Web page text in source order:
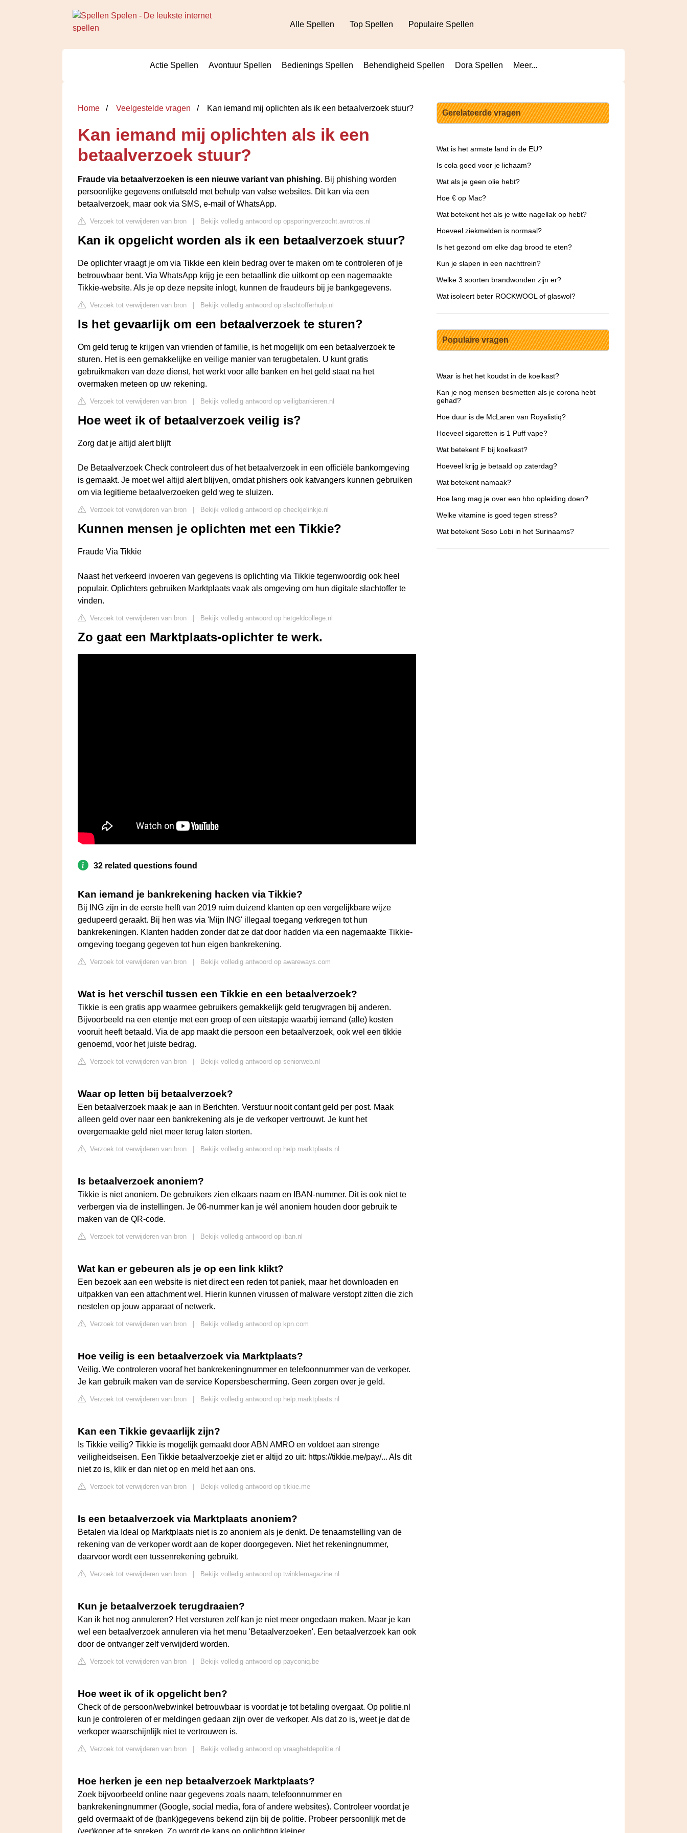
Alle Spellen Top Spellen Populaire Spellen
Actie Spellen Avontuur Spellen Bedienings Spellen Behendigheid Spellen Dora Spellen Meer...
Home Veelgestelde vragen Kan iemand mij oplichten als ik een betaalverzoek stuur?
Kan iemand mij oplichten als ik een
betaalverzoek stuur?
Fraude via betaalverzoeken is een nieuwe variant van phishing. Bij phishing worden
persoonlijke gegevens ontfutseld met behulp van valse websites. Dit kan via een
betaalverzoek, maar ook via SMS, e-mail of WhatsApp.
Verzoek tot verwijderen van bron Bekijk volledig antwoord op opsporingverzocht.avrotros.nl
Kan ik opgelicht worden als ik een betaalverzoek stuur?
De oplichter vraagt je om via Tikkie een klein bedrag over te maken om te controleren of je
betrouwbaar bent. Via WhatsApp krijg je een betaallink die uitkomt op een nagemaakte
Tikkie-website. Als je op deze nepsite inlogt, kunnen de fraudeurs bij je bankgegevens.
Verzoek tot verwijderen van bron Bekijk volledig antwoord op slachtofferhulp.nl
Is het gevaarlijk om een betaalverzoek te sturen?
Om geld terug te krijgen van vrienden of familie, is het mogelijk om een betaalverzoek te
sturen. Het is een gemakkelijke en veilige manier van terugbetalen. U kunt gratis
gebruikmaken van deze dienst, het werkt voor alle banken en het geld staat na het
overmaken meteen op uw rekening.
Verzoek tot verwijderen van bron Bekijk volledig antwoord op veiligbankieren.nl
Hoe weet ik of betaalverzoek veilig is?
Zorg dat je altijd alert blijft
De Betaalverzoek Check controleert dus of het betaalverzoek in een officiële bankomgeving
is gemaakt. Je moet wel altijd alert blijven, omdat phishers ook katvangers kunnen gebruiken
om via legitieme betaalverzoeken geld weg te sluizen.
Verzoek tot verwijderen van bron Bekijk volledig antwoord op checkjelinkje.nl
Kunnen mensen je oplichten met een Tikkie?
Fraude Via Tikkie
Naast het verkeerd invoeren van gegevens is oplichting via Tikkie tegenwoordig ook heel
populair. Oplichters gebruiken Marktplaats vaak als omgeving om hun digitale slachtoffer te
vinden.
Verzoek tot verwijderen van bron Bekijk volledig antwoord op hetgeldcollege.nl
Zo gaat een Marktplaats-oplichter te werk.
32 related questions found
Kan iemand je bankrekening hacken via Tikkie?
Bij ING zijn in de eerste helft van 2019 ruim duizend klanten op een vergelijkbare wijze
gedupeerd geraakt. Bij hen was via 'Mijn ING' illegaal toegang verkregen tot hun
bankrekeningen. Klanten hadden zonder dat ze dat door hadden via een nagemaakte Tikkie-
omgeving toegang gegeven tot hun eigen bankrekening.
Verzoek tot verwijderen van bron Bekijk volledig antwoord op awareways.com
Wat is het verschil tussen een Tikkie en een betaalverzoek?
Tikkie is een gratis app waarmee gebruikers gemakkelijk geld terugvragen bij anderen.
Bijvoorbeeld na een etentje met een groep of een uitstapje waarbij iemand (alle) kosten
vooruit heeft betaald. Via de app maakt die persoon een betaalverzoek, ook wel een tikkie
genoemd, voor het juiste bedrag.
Verzoek tot verwijderen van bron Bekijk volledig antwoord op seniorweb.nl
Waar op letten bij betaalverzoek?
Een betaalverzoek maak je aan in Berichten. Verstuur nooit contant geld per post. Maak
alleen geld over naar een bankrekening als je de verkoper vertrouwt. Je kunt het
overgemaakte geld niet meer terug laten storten.
Verzoek tot verwijderen van bron Bekijk volledig antwoord op help.marktplaats.nl
Is betaalverzoek anoniem?
Tikkie is niet anoniem. De gebruikers zien elkaars naam en IBAN-nummer. Dit is ook niet te
verbergen via de instellingen. Je 06-nummer kan je wél anoniem houden door gebruik te
maken van de QR-code.
Verzoek tot verwijderen van bron Bekijk volledig antwoord op iban.nl
Wat kan er gebeuren als je op een link klikt?
Een bezoek aan een website is niet direct een reden tot paniek, maar het downloaden en
uitpakken van een attachment wel. Hierin kunnen virussen of malware verstopt zitten die zich
nestelen op jouw apparaat of netwerk.
Verzoek tot verwijderen van bron Bekijk volledig antwoord op kpn.com
Hoe veilig is een betaalverzoek via Marktplaats?
Veilig. We controleren vooraf het bankrekeningnummer en telefoonnummer van de verkoper.
Je kan gebruik maken van de service Kopersbescherming. Geen zorgen over je geld.
Verzoek tot verwijderen van bron Bekijk volledig antwoord op help.marktplaats.nl
Kan een Tikkie gevaarlijk zijn?
Is Tikkie veilig? Tikkie is mogelijk gemaakt door ABN AMRO en voldoet aan strenge
veiligheidseisen. Een Tikkie betaalverzoekje ziet er altijd zo uit: https://tikkie.me/pay/... Als dit
niet zo is, klik er dan niet op en meld het aan ons.
Verzoek tot verwijderen van bron Bekijk volledig antwoord op tikkie.me
Is een betaalverzoek via Marktplaats anoniem?
Betalen via Ideal op Marktplaats niet is zo anoniem als je denkt. De tenaamstelling van de
rekening van de verkoper wordt aan de koper doorgegeven. Niet het rekeningnummer,
daarvoor wordt een tussenrekening gebruikt.
Verzoek tot verwijderen van bron Bekijk volledig antwoord op twinklemagazine.nl
Kun je betaalverzoek terugdraaien?
Kan ik het nog annuleren? Het versturen zelf kan je niet meer ongedaan maken. Maar je kan
wel een betaalverzoek annuleren via het menu 'Betaalverzoeken'. Een betaalverzoek kan ook
door de ontvanger zelf verwijderd worden.
Verzoek tot verwijderen van bron Bekijk volledig antwoord op payconiq.be
Hoe weet ik of ik opgelicht ben?
Check of de persoon/webwinkel betrouwbaar is voordat je tot betaling overgaat. Op politie.nl
kun je controleren of er meldingen gedaan zijn over de verkoper. Als dat zo is, weet je dat de
verkoper waarschijnlijk niet te vertrouwen is.
Verzoek tot verwijderen van bron Bekijk volledig antwoord op vraaghetdepolitie.nl
Hoe herken je een nep betaalverzoek Marktplaats?
Zoek bijvoorbeeld online naar gegevens zoals naam, telefoonnummer en
bankrekeningnummer (Google, social media, fora of andere websites). Controleer voordat je
geld overmaakt of de (bank)gegevens bekend zijn bij de politie. Probeer persoonlijk met de
Gerelateerde vragen
Wat is het armste land in de EU?
Is cola goed voor je lichaam?
Wat als je geen olie hebt?
Hoe € op Mac?
Wat betekent het als je witte nagellak op hebt?
Hoeveel ziekmelden is normaal?
Is het gezond om elke dag brood te eten?
Kun je slapen in een nachttrein?
Welke 3 soorten brandwonden zijn er?
Wat isoleert beter ROCKWOOL of glaswol?
Populaire vragen
Waar is het het koudst in de koelkast?
Kan je nog mensen besmetten als je corona hebt
gehad?
Hoe duur is de McLaren van Royalistiq?
Hoeveel sigaretten is 1 Puff vape?
Wat betekent F bij koelkast?
Hoeveel krijg je betaald op zaterdag?
Wat betekent namaak?
Hoe lang mag je over een hbo opleiding doen?
Welke vitamine is goed tegen stress?
Wat betekent Soso Lobi in het Surinaams?